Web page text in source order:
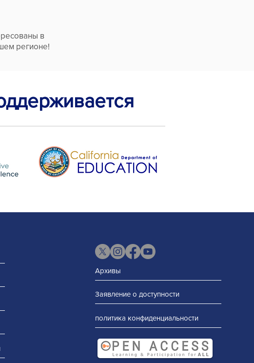
в
регионе!
Архивы
Заявление о доступности
политика конфиденциальности